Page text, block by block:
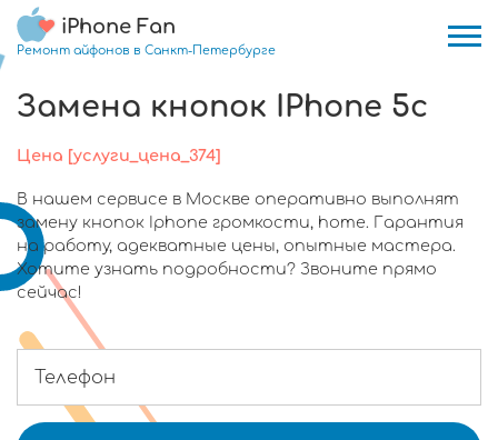
iPhone Fan
Ремонт айфонов в Санкт-Петербурге
Замена кнопок IPhone 5c
Цена [услуги_цена_374]
В нашем сервисе в Москве оперативно выполнят
замену кнопок Iphone громкости, home. Гарантия
на работу, адекватные цены, опытные мастера.
Хотите узнать подробности? Звоните прямо
сейчас!